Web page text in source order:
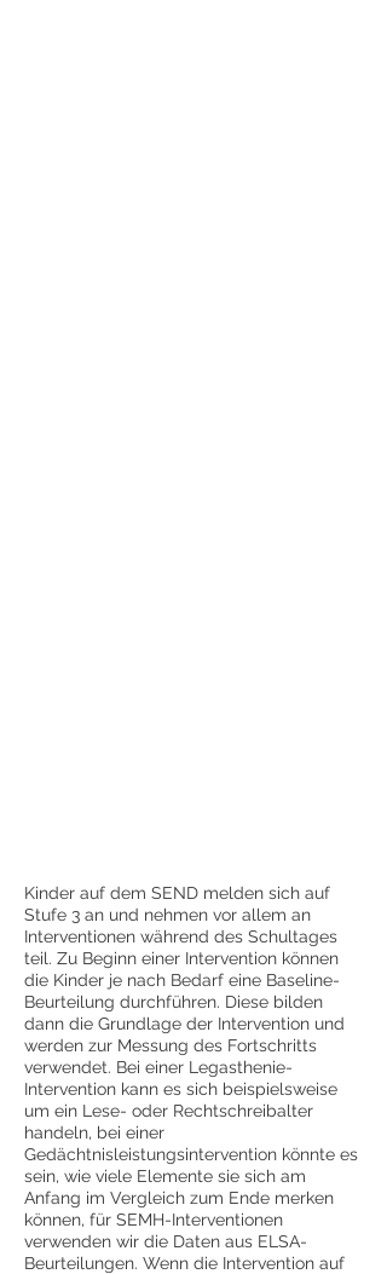
Kinder auf dem SEND melden sich auf
Stufe 3 an und nehmen vor allem an
Interventionen während des Schultages
teil. Zu Beginn einer Intervention können
die Kinder je nach Bedarf eine Baseline-
Beurteilung durchführen. Diese bilden
dann die Grundlage der Intervention und
werden zur Messung des Fortschritts
verwendet. Bei einer Legasthenie-
Intervention kann es sich beispielsweise
um ein Lese- oder Rechtschreibalter
handeln, bei einer
Gedächtnisleistungsintervention könnte es
sein, wie viele Elemente sie sich am
Anfang im Vergleich zum Ende merken
können, für SEMH-Interventionen
verwenden wir die Daten aus ELSA-
Beurteilungen. Wenn die Intervention auf